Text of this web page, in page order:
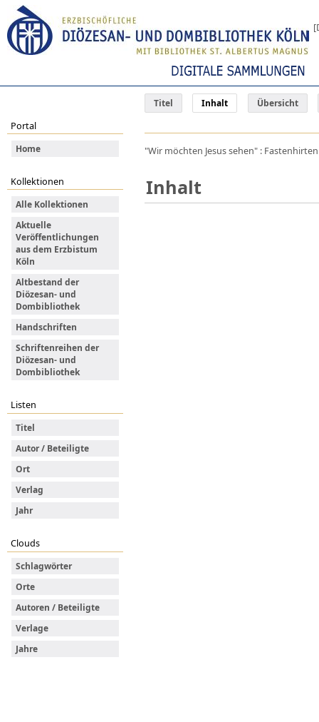
Titel Inhalt Übersicht
Portal
Home
Kollektionen
Alle Kollektionen
Aktuelle
Veröffentlichungen
aus dem Erzbistum
Köln
Altbestand der
Diözesan- und
Dombibliothek
Handschriften
Schriftenreihen der
Diözesan- und
Dombibliothek
Listen
Titel
Autor / Beteiligte
Ort
Verlag
Jahr
Clouds
Schlagwörter
Orte
Autoren / Beteiligte
Verlage
Jahre
"Wir möchten Jesus sehen" :
Inhalt